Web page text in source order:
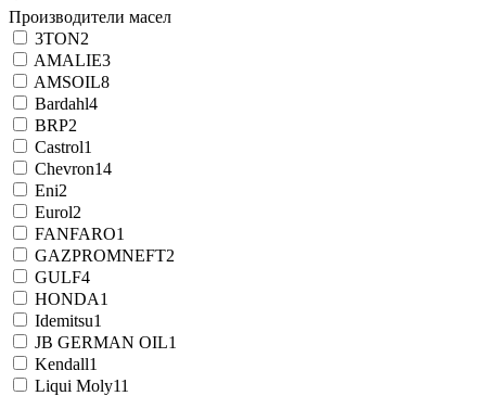
Производители масел
3TON2
AMALIE3
AMSOIL8
Bardahl4
BRP2
Castrol1
Chevron14
Eni2
Eurol2
FANFARO1
GAZPROMNEFT2
GULF4
HONDA1
Idemitsu1
JB GERMAN OIL1
Kendall1
Liqui Moly11